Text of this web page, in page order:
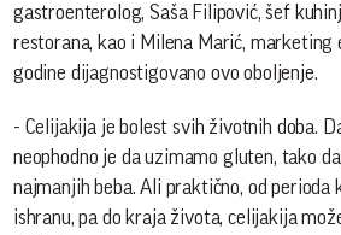
gastroenterolog, Saša Filipović, šef
restorana, kao i Milena Marić, marketing
godine dijagnostigovano ovo oboljenje.
- Celijakija je bolest svih životnih doba.
neophodno je da uzimamo gluten, tako
najmanjih beba. Ali praktično, od perioda
ishranu, pa do kraja života, celijakija